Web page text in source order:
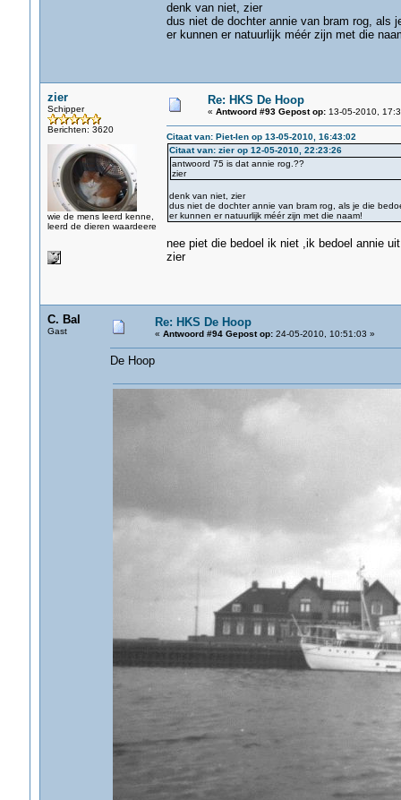
denk van niet, zier
dus niet de dochter annie van bram rog, als
er kunnen er natuurlijk méér zijn met die
zier
Schipper
Berichten: 3620
wie de mens leerd kenne,
leerd de dieren waardeere
Re: HKS De Hoop
« Antwoord #93 Gepost op:13-05-2010,
Citaat van: Piet-Ien op 13-05-2010, 16:43:02
Citaat van: zier op 12-05-2010, 22:23:26
antwoord 75 is dat annie rog.??
zier
denk van niet, zier
dus niet de dochter annie van bram rog, als je die
er kunnen er natuurlijk méér zijn met die naam!
nee piet die bedoel ik niet ,ik bedoel annie
zier
C. Bal
Gast
Re: HKS De Hoop
« Antwoord #94 Gepost op:24-05-2010, 10:51:03 »
De Hoop